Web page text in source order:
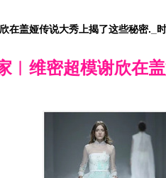
在盖娅传说大秀上揭了这些秘密._
︱维密超模谢欣在